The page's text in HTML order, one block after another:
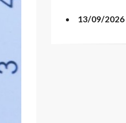
13/09/2026